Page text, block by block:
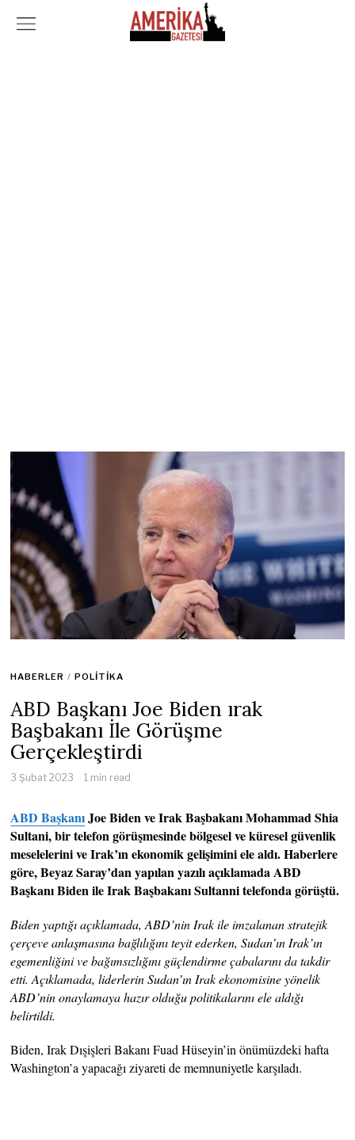
HABERLER / POLITIKA
ABD Başkanı Joe Biden ırak
Başbakanı İle Görüşme
Gerçekleştirdi
3 Şubat 2023 1 min read
ABD BaşkanıJoe Biden ve Irak Başbakanı Mohammad Shia
Sultani, bir telefon görüşmesinde bölgesel ve küresel güvenlik
meselelerini ve Irak’ın ekonomik gelişimini ele aldı. Haberlere
göre, Beyaz Saray’dan yapılan yazılı açıklamada ABD
Başkanı Biden ile Irak Başbakanı Sultanni telefonda görüştü.
Biden yaptığı açıklamada, ABD’nin Irak ile imzalanan stratejik
çerçeve anlaşmasına bağlılığını teyit ederken, Sudan’ın Irak’ın
egemenliğini ve bağımsızlığını güçlendirme çabalarını da takdir
etti. Açıklamada, liderlerin Sudan’ın Irak ekonomisine yönelik
ABD’nin onaylamaya hazır olduğu politikalarını ele aldığı
belirtildi.
Biden, Irak Dışişleri Bakanı Fuad Hüseyin’in önümüzdeki hafta
Washington’a yapacağı ziyareti de memnuniyetle karşıladı.